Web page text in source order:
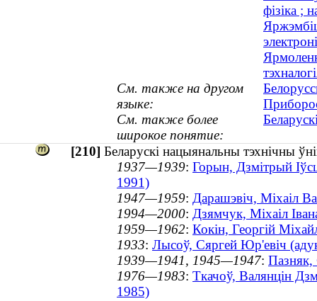
фізіка ;
См. также на другом
языке:
См. также более
широкое понятие:
[210] Беларускі нацыянальны тэхнічны
1937—1939: Горын, Дзмітрый
1991)
1947—1959: Дарашэвіч, Міхаіл
1994—2000: Дзямчук, Мiхаiл
1959—1962: Кокін, Георгій
1933: Лысоў, Сяргей Юр'евіч
1939—1941, 1945—1947: Пазняк,
1976—1983: Ткачоў, Валянцін
1985)